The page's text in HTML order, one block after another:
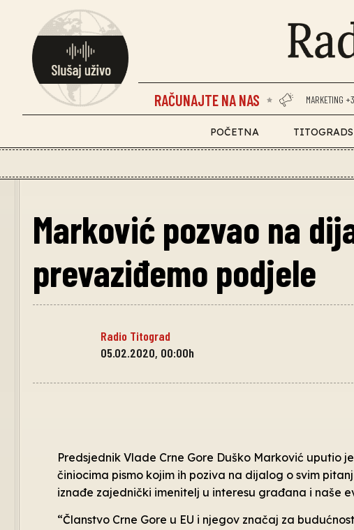
RAČUNAJTE NA NAS MARKETING
POČETNA
Marković pozvao na
prevaziđemo podjele
Radio Titograd
05.02.2020, 00:00h
Predsjednik Vlade Crne Gore Duško Marković uputio
činiocima pismo kojim ih poziva na dijalog o svim
iznađe zajednički imenitelj u interesu građana i naše
“Članstvo Crne Gore u EU i njegov značaj za